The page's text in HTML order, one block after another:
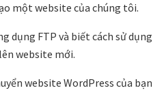
một website của chúng tôi.
dụng FTP và biết cách sử dụng
website mới.
website WordPress của bạn